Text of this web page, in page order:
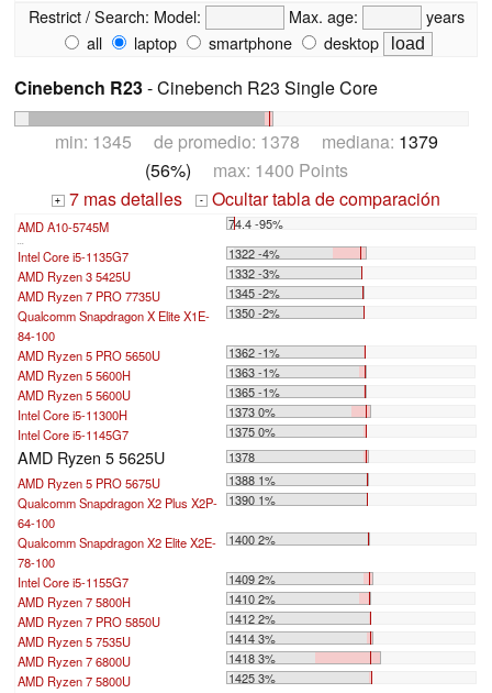
Restrict / Search: Model: Max. age:
years
all
laptop smartphone desktop
Cinebench R23- Cinebench R23 Single Core
min: 1345 de promedio: 1378 mediana: 1379
(56%) max: 1400 Points
+ 7 mas detalles - Ocultar tabla de comparación
AMD A10-5745M 74.4 -95%
...
Intel Core i5-1135G7
1322 -4%
AMD Ryzen 3 5425U
1332 -3%
AMD Ryzen 7 PRO 7735U
1345 -2%
Qualcomm Snapdragon X Elite X1E-
84-100
1350 -2%
AMD Ryzen 5 PRO 5650U
1362 -1%
AMD Ryzen 5 5600H
1363 -1%
AMD Ryzen 5 5600U
1365 -1%
Intel Core i5-11300H
1373 0%
Intel Core i5-1145G7
1375 0%
AMD Ryzen 5 5625U
1378
AMD Ryzen 5 PRO 5675U
1388 1%
Qualcomm Snapdragon X2 Plus X2P-
64-100
1390 1%
Qualcomm Snapdragon X2 Elite X2E-
78-100
1400 2%
Intel Core i5-1155G7
1409 2%
AMD Ryzen 7 5800H
1410 2%
AMD Ryzen 7 PRO 5850U
1412 2%
AMD Ryzen 5 7535U
1414 3%
AMD Ryzen 7 6800U
1418 3%
AMD Ryzen 7 5800U
1425 3%